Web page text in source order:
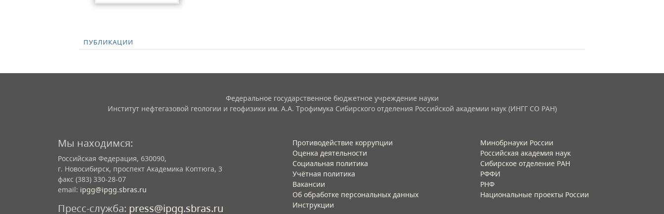
ПУБЛИКАЦИИ
Федеральное государственное бюджетное учреждение науки
Институт нефтегазовой геологии и геофизики им. А.А. Трофимука Сибирского отделения Российской академии наук (ИНГГ СО РАН)
Мы находимся:
Российская Федерация, 630090,
г. Новосибирск, проспект Академика Коптюга, 3
факс (383) 330-28-07
email: ipgg@ipgg.sbras.ru
Пресс-служба: press@ipgg.sbras.ru
Противодействие коррупции
Оценка деятельности
Социальная политика
Учётная политика​
Вакансии​
Об обработке персональных данных​
Инструкции​
Минобрнауки России
Российская академия наук
Сибирское отделение РАН
РФФИ
РНФ
Национальные проекты России